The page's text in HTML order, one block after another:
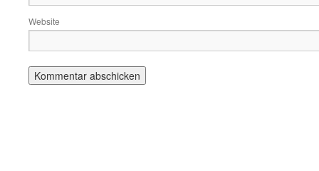
Website